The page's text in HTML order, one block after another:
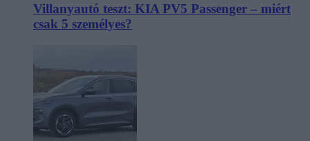
Villanyautó teszt: KIA PV5 Passenger – miért
csak 5 személyes?